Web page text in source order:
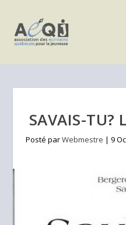
SAVAIS-TU?
Posté parWebmestre | 9